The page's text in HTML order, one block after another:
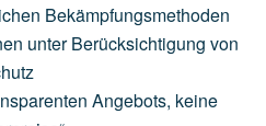
Bekämpfungsmethoden
unter Berücksichtigung von
Angebots, keine